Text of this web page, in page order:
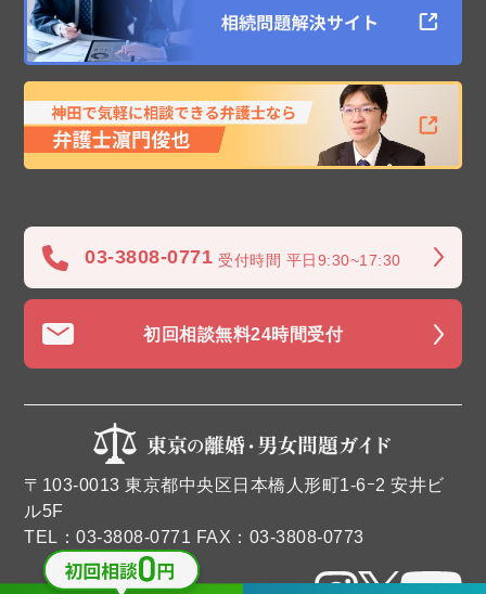
03-3808-0771 受付時間 平日9:30~17:30
初回相談無料24時間受付
〒103-0013 東京都中央区日本橋人形町1-6ｰ2 安井ビ
ル5F
TEL：03-3808-0771 FAX：03-3808-0773